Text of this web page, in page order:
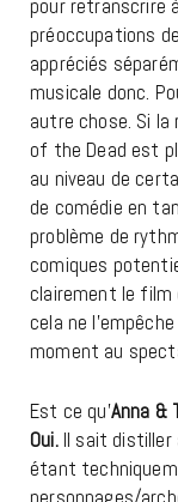
pour retranscrire
préoccupations
appréciés
musicale donc.
autre chose. Si la
of the Dead est
au niveau de
de comédie en
problème de
comiques
clairement le film
cela ne
moment au
Est ce qu’Anna &
Oui.Il sait distiller
étant